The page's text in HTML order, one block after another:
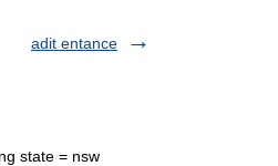
adit entance
state = nsw